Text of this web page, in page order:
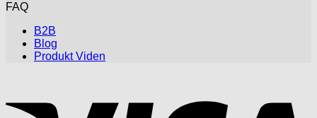
FAQ
B2B
Blog
Produkt Viden